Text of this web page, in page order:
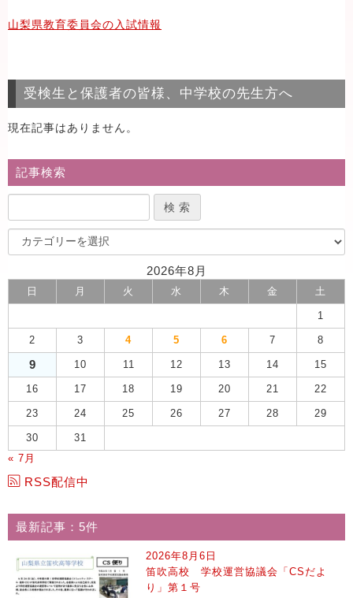
山梨県教育委員会の入試情報
受検生と保護者の皆様、中学校の先生方へ
現在記事はありません。
記事検索
2026年8月
日 月 火 水 木 金 土
1
2 3 4 5 6 7 8
9 10 11 12 13 14 15
16 17 18 19 20 21 22
23 24 25 26 27 28 29
30
31
« 7月
RSS配信中
最新記事：5件
2026年8月6日
笛吹高校 学校運営協議会「CSだよ
り」第１号